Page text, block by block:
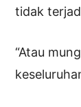
tidak
“Atau